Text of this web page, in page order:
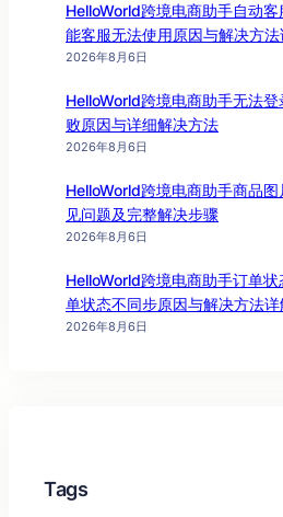
HelloWorld跨境电商助手自动
能客服无法使用原因与解决方
2026年8月6日
HelloWorld跨境电商助手无法
败原因与详细解决方法
2026年8月6日
HelloWorld跨境电商助手商品
见问题及完整解决步骤
2026年8月6日
HelloWorld跨境电商助手订单
单状态不同步原因与解决方法详
2026年8月6日
Tags